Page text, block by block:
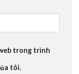
trong trình
tôi.